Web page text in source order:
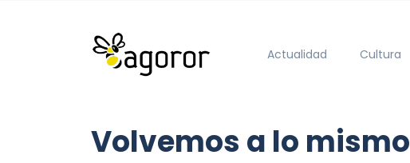
Actualidad Cultura
Volvemos a lo mismo